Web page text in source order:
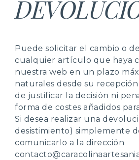
Puede solicitar el cambio o
cualquier artículo que haya
nuestra web en un plazo
naturales desde su recepción
de justificar la decisión ni
forma de costes añadidos
Si desea realizar una
desistimiento) simplemente
comunicarlo a la dirección